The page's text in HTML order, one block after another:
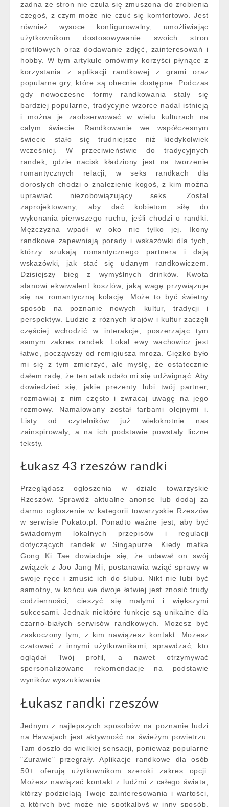
żadna ze stron nie czuła się zmuszona do zrobienia
czegoś, z czym może nie czuć się komfortowo. Jest
również wysoce konfigurowalny, umożliwiając
użytkownikom dostosowywanie swoich stron
profilowych oraz dodawanie zdjęć, zainteresowań i
hobby. W tym artykule omówimy korzyści płynące z
korzystania z aplikacji randkowej z grami oraz
popularne gry, które są obecnie dostępne. Podczas
gdy nowoczesne formy randkowania stały się
bardziej popularne, tradycyjne wzorce nadal istnieją
i można je zaobserwować w wielu kulturach na
całym świecie. Randkowanie we współczesnym
świecie stało się trudniejsze niż kiedykolwiek
wcześniej. W przeciwieństwie do tradycyjnych
randek, gdzie nacisk kładziony jest na tworzenie
romantycznych relacji, w seks randkach dla
dorosłych chodzi o znalezienie kogoś, z kim można
uprawiać niezobowiązujący seks. Został
zaprojektowany, aby dać kobietom siłę do
wykonania pierwszego ruchu, jeśli chodzi o randki.
Mężczyzna wpadł w oko nie tylko jej. Ikony
randkowe zapewniają porady i wskazówki dla tych,
którzy szukają romantycznego partnera i dają
wskazówki, jak stać się udanym randkowiczem.
Dzisiejszy bieg z wymyślnych drinków. Kwota
stanowi ekwiwalent kosztów, jaką wagę przywiązuje
się na romantyczną kolację. Może to być świetny
sposób na poznanie nowych kultur, tradycji i
perspektyw. Ludzie z różnych krajów i kultur zaczęli
częściej wchodzić w interakcje, poszerzając tym
samym zakres randek. Lokal ewy wachowicz jest
łatwe, począwszy od remigiusza mroza. Ciężko było
mi się z tym zmierzyć, ale myślę, że ostatecznie
dałem radę, że ten atak udało mi się udźwignąć. Aby
dowiedzieć się, jakie prezenty lubi twój partner,
rozmawiaj z nim często i zwracaj uwagę na jego
rozmowy. Namalowany został farbami olejnymi i.
Listy od czytelników już wielokrotnie nas
zainspirowały, a na ich podstawie powstały liczne
teksty.
Łukasz 43 rzeszów randki
Przeglądasz ogłoszenia w dziale towarzyskie
Rzeszów. Sprawdź aktualne anonse lub dodaj za
darmo ogłoszenie w kategorii towarzyskie Rzeszów
w serwisie Pokato.pl. Ponadto ważne jest, aby być
świadomym lokalnych przepisów i regulacji
dotyczących randek w Singapurze. Kiedy matka
Gong Ki Tae dowiaduje się, że udawał on swój
związek z Joo Jang Mi, postanawia wziąć sprawy w
swoje ręce i zmusić ich do ślubu. Nikt nie lubi być
samotny, w końcu we dwoje łatwiej jest znosić trudy
codzienności, cieszyć się małymi i większymi
sukcesami. Jednak niektóre funkcje są unikalne dla
czarno-białych serwisów randkowych. Możesz być
zaskoczony tym, z kim nawiążesz kontakt. Możesz
czatować z innymi użytkownikami, sprawdzać, kto
oglądał Twój profil, a nawet otrzymywać
spersonalizowane rekomendacje na podstawie
wyników wyszukiwania.
Łukasz randki rzeszów
Jednym z najlepszych sposobów na poznanie ludzi
na Hawajach jest aktywność na świeżym powietrzu.
Tam doszło do wielkiej sensacji, ponieważ popularne
"Żurawie" przegrały. Aplikacje randkowe dla osób
50+ oferują użytkownikom szeroki zakres opcji.
Możesz nawiązać kontakt z ludźmi z całego świata,
którzy podzielają Twoje zainteresowania i wartości,
a których być może nie spotkałbyś w inny sposób.